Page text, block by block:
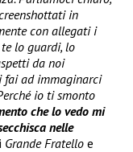
in
con allegati i
lo guardi, lo
da noi
fai ad immaginarci
io ti smonto
che lo vedo mi
nelle
Grande Fratello e